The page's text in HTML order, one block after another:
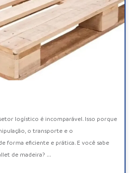
logístico é incomparável. Isso porque
o transporte e o
forma eficiente e prática. E você sabe
de madeira? ...